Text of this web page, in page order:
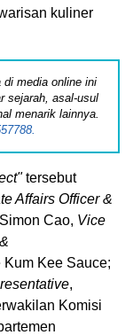
kuliner
media online ini
sejarah, asal-usul
menarik lainnya.
tersebut
Affairs Officer &
Cao, Vice
Kum Kee Sauce;
,
Komisi